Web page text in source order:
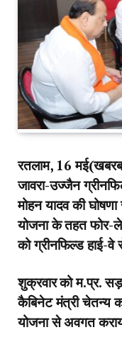
रतलाम, 16
जावरा-उज्जैन
मोहन यादव की
योजना के तहत फोर-
को ग्रीनफिल्ड हाई-वे
शुक्रवार को म.प्र.
कैबिनेट मंत्री चेतन्य
योजना से अवगत